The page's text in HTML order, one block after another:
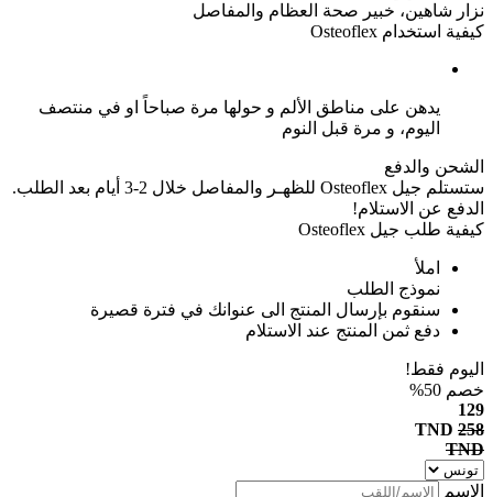
نزار شاهين، خبير صحة العظام والمفاصل
كيفية استخدام Osteoflex
يدهن على مناطق الألم و حولها مرة صباحاً او في منتصف
اليوم، و مرة قبل النوم
الشحن والدفع
ستستلم جيل Osteoflex للظهـر والمفاصل خلال 2-3 أيام بعد الطلب.
الدفع عن الاستلام!
كيفية طلب جيل Osteoflex
املأ
نموذج الطلب
سنقوم بإرسال المنتج الى عنوانك في فترة قصيرة
دفع ثمن المنتج عند الاستلام
اليوم فقط!
خصم 50%
129
TND 258
TND
الاسم